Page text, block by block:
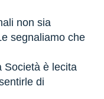
non sia
segnaliamo che
Società è lecita
di